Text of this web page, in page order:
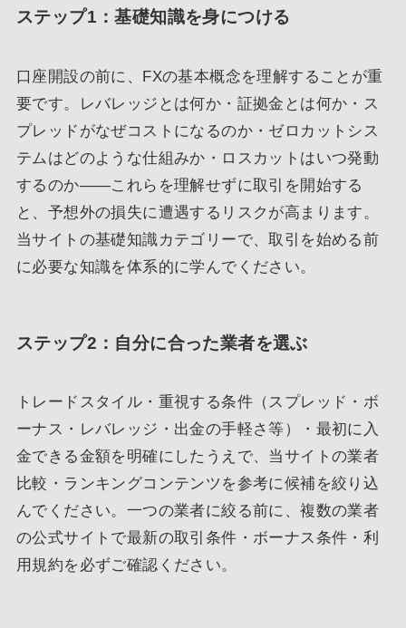
ステップ1：基礎知識を身につける
口座開設の前に、FXの基本概念を理解することが重
要です。レバレッジとは何か・証拠金とは何か・ス
プレッドがなぜコストになるのか・ゼロカットシス
テムはどのような仕組みか・ロスカットはいつ発動
するのか――これらを理解せずに取引を開始する
と、予想外の損失に遭遇するリスクが高まります。
当サイトの基礎知識カテゴリーで、取引を始める前
に必要な知識を体系的に学んでください。
ステップ2：自分に合った業者を選ぶ
トレードスタイル・重視する条件（スプレッド・ボ
ーナス・レバレッジ・出金の手軽さ等）・最初に入
金できる金額を明確にしたうえで、当サイトの業者
比較・ランキングコンテンツを参考に候補を絞り込
んでください。一つの業者に絞る前に、複数の業者
の公式サイトで最新の取引条件・ボーナス条件・利
用規約を必ずご確認ください。